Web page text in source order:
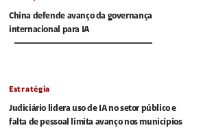
China defende avanço da governança
internacional para IA
Estratégia
Judiciário lidera uso de IA no setor público e
falta de pessoal limita avanço nos municípios